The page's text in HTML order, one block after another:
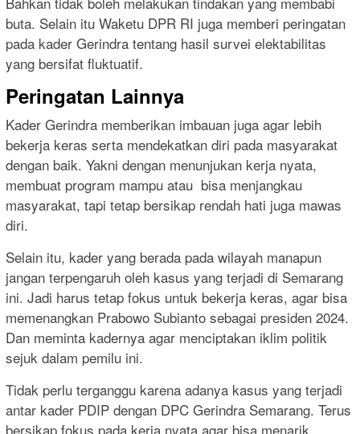
buta. Selain itu Waketu DPR RI juga memberi peringatan
pada kader Gerindra tentang hasil survei elektabilitas
yang bersifat fluktuatif.
Peringatan Lainnya
Kader Gerindra memberikan imbauan juga agar lebih
bekerja keras serta mendekatkan diri pada masyarakat
dengan baik. Yakni dengan menunjukan kerja nyata,
membuat program mampu atau bisa menjangkau
masyarakat, tapi tetap bersikap rendah hati juga mawas
diri.
Selain itu, kader yang berada pada wilayah manapun
jangan terpengaruh oleh kasus yang terjadi di Semarang
ini. Jadi harus tetap fokus untuk bekerja keras, agar bisa
memenangkan Prabowo Subianto sebagai presiden 2024.
Dan meminta kadernya agar menciptakan iklim politik
sejuk dalam pemilu ini.
Tidak perlu terganggu karena adanya kasus yang terjadi
antar kader PDIP dengan DPC Gerindra Semarang. Terus
bersikap fokus pada kerja nyata agar bisa menarik